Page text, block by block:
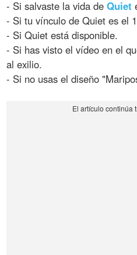
- Si salvaste la vida deQuiet
- Si tu vínculo de Quiet es el
- Si Quiet está disponible.
- Si has visto el vídeo en el
al exilio.
- Si no usas el diseño